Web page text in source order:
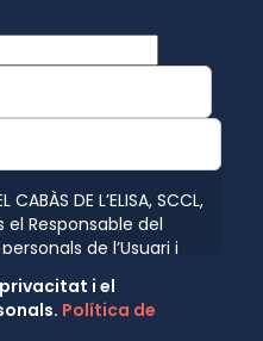
CABÀS DE L’ELISA, SCCL,
el Responsable del
de l’Usuari i
les normatives
personals, el
i el
Política de